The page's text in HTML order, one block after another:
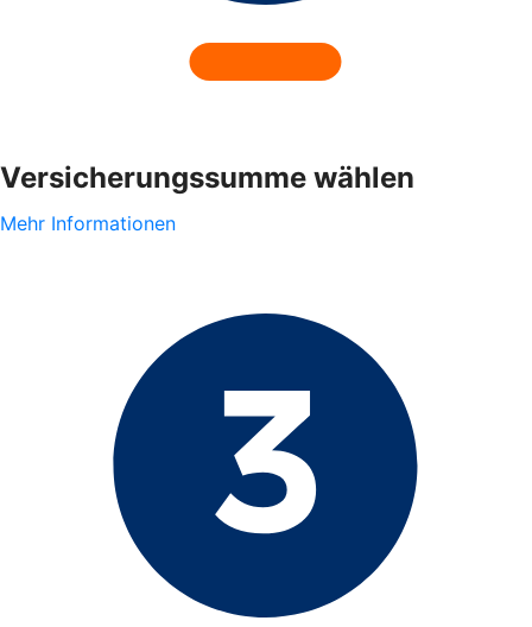
Versicherungssumme wählen
Mehr Informationen